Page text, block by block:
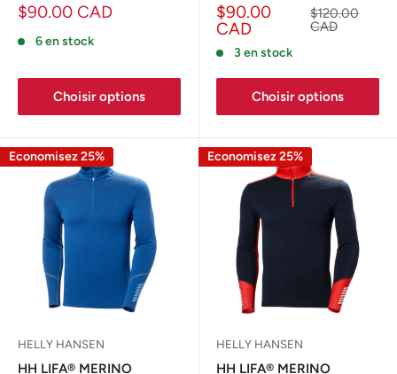
Prix
$90.00 CAD
6 en stock
Choisir options
Prix
réduit
$90.00
CAD
Prix
normal
$120.00
CAD
3 en stock
Choisir options
Economisez 25%
HELLY HANSEN
HH LIFA® MERINO
Economisez 25%
HELLY HANSEN
HH LIFA® MERINO